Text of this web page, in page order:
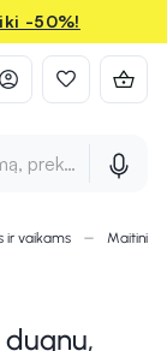
iki -50%!
prekės ženklą ir
ir vaikams